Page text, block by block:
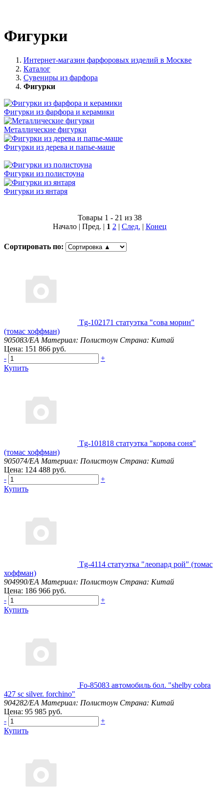
Фигурки
Интернет-магазин фарфоровых изделий в Москве
Каталог
Сувениры из фарфора
Фигурки
Фигурки из фарфора и керамики
Металлические фигурки
Фигурки из дерева и папье-маше
Фигурки из полистоуна
Фигурки из янтаря
Товары 1 - 21 из 38
Начало | Пред. | 1 2 | След. | Конец
Сортировать по:
Tg-102171 статуэтка "сова морин"
(томас хоффман)
905083/EA Материал: Полистоун Страна: Китай
Цена: 151 866 руб.
-
+
Купить
Tg-101818 статуэтка "корова соня"
(томас хоффман)
905074/EA Материал: Полистоун Страна: Китай
Цена: 124 488 руб.
-
+
Купить
Tg-4114 статуэтка "леопард рой" (томас
хоффман)
904990/EA Материал: Полистоун Страна: Китай
Цена: 186 966 руб.
-
+
Купить
Fo-85083 автомобиль бол. "shelby cobra
427 sc silver. forchino"
904282/EA Материал: Полистоун Страна: Китай
Цена: 95 985 руб.
-
+
Купить